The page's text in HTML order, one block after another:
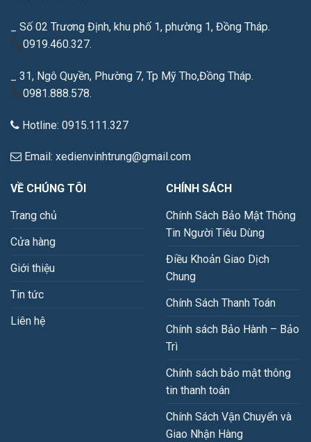
_ Số 02 Trương Định, khu phố 1, phường 1, Đồng Tháp.
0919.460.327.
_ 31, Ngô Quyền, Phường 7, Tp Mỹ Tho,Đồng Tháp.
0981.888.578.
Hotline: 0915.111.327
Email: xedienvinhtrung@gmail.com
VỀ CHÚNG TÔI
Trang chủ
Cửa hàng
Giới thiệu
Tin tức
Liên hệ
CHÍNH SÁCH
Chính Sách Bảo Mật Thông
Tin Người Tiêu Dùng
Điều Khoản Giao Dịch
Chung
Chính Sách Thanh Toán
Chính sách Bảo Hành – Bảo
Trì
Chính sách bảo mật thông
tin thanh toán
Chính Sách Vận Chuyển và
Giao Nhận Hàng